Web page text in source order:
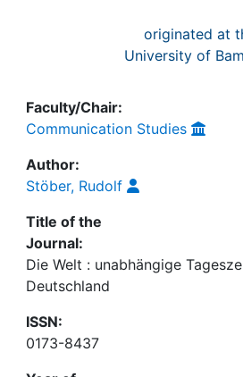
originated at
University of
Faculty/Chair:
Communication Studies
Author:
Stöber, Rudolf
Title of the
Journal:
Die Welt : unabhängige
Deutschland
ISSN:
0173-8437